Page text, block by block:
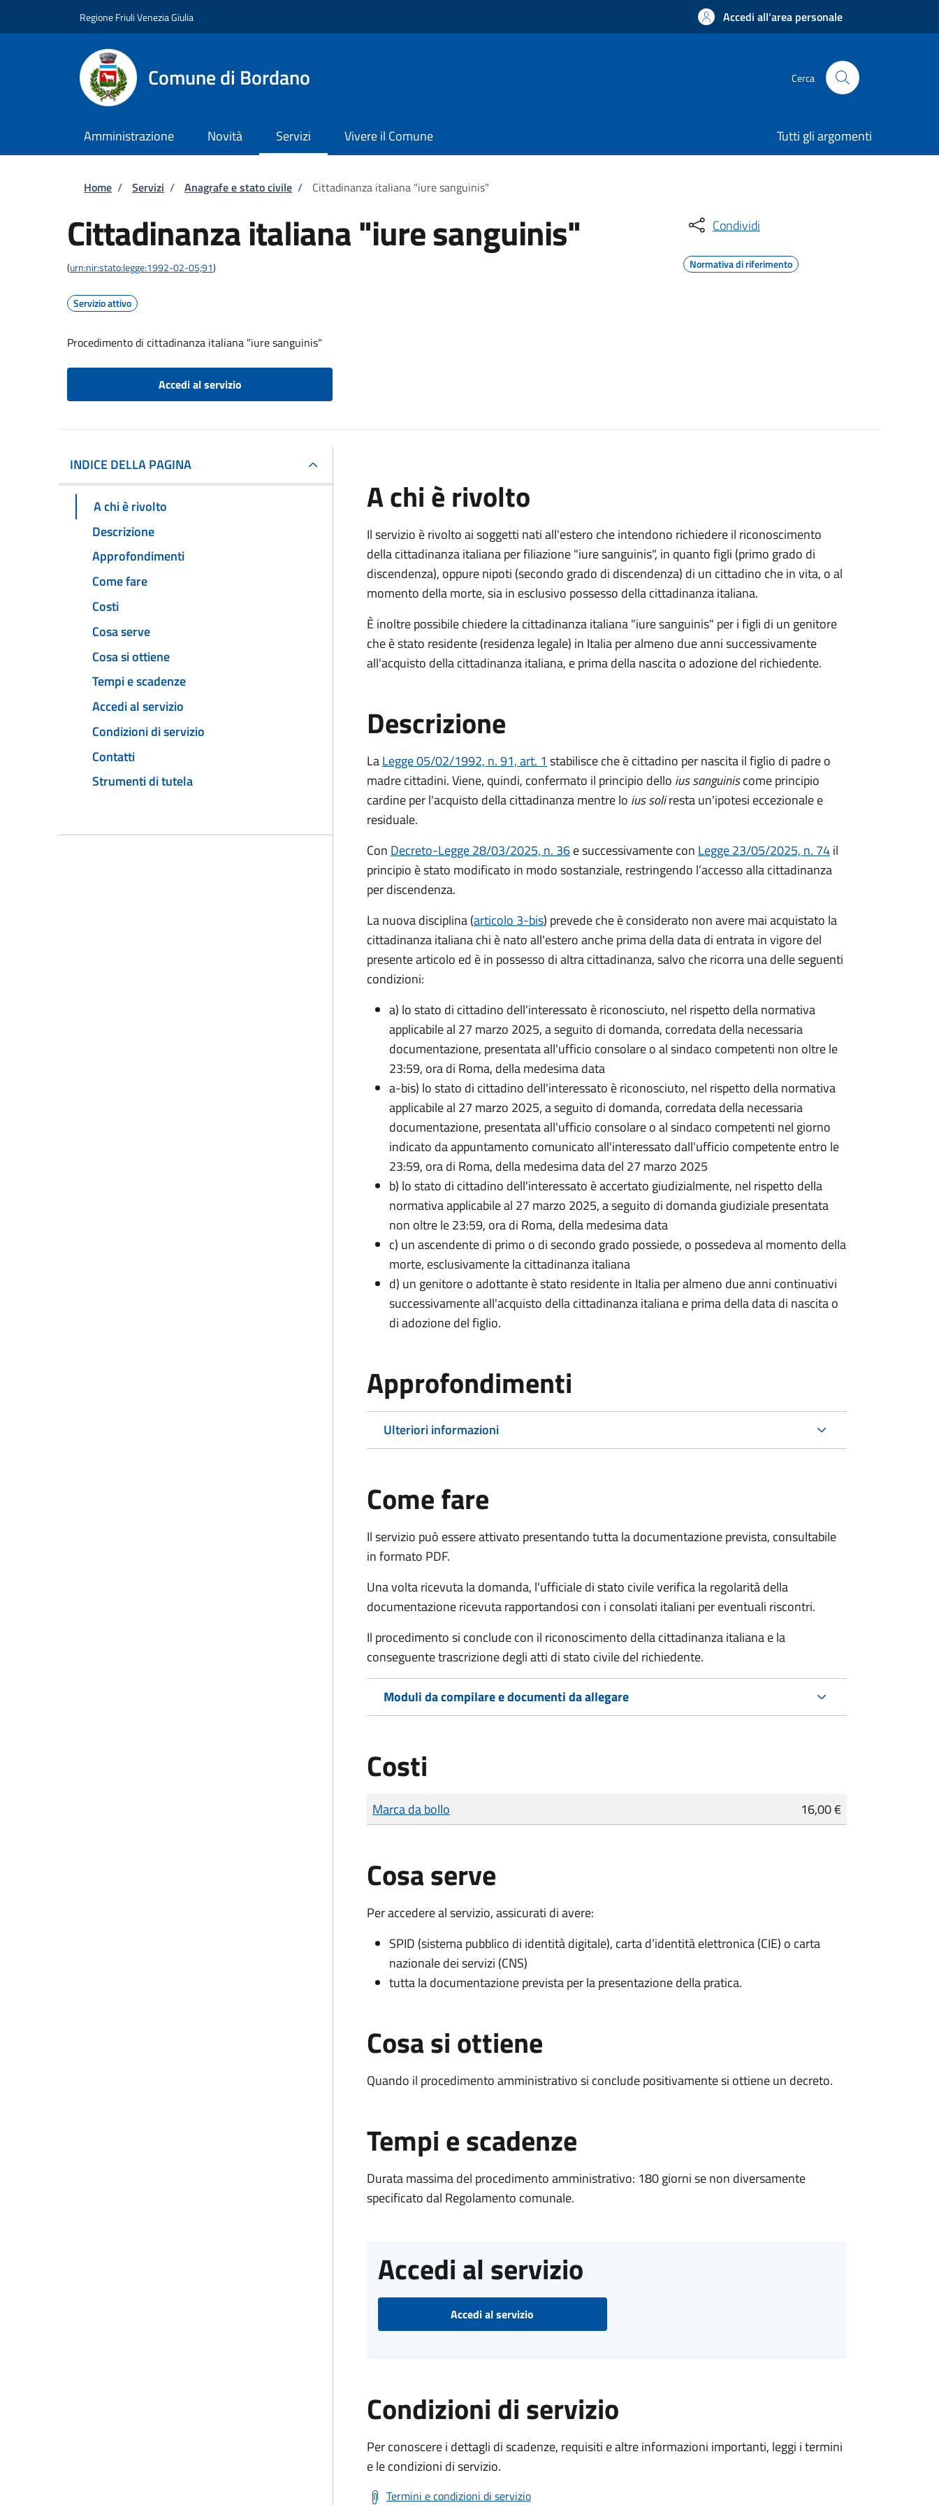
Regione Friuli Venezia Giulia Accedi all'area personale
Comune di Bordano Cerca
Amministrazione Novità Servizi Vivere il Comune Tutti gli argomenti
Briciole di pane
Home / Servizi / Anagrafe e stato civile / Cittadinanza italiana "iure sanguinis"
Cittadinanza italiana "iure sanguinis"
(urn:nir:stato:legge:1992-02-05;91)
Servizio attivo
Procedimento di cittadinanza italiana "iure sanguinis"
Accedi al servizio
Condividi
Normativa di riferimento
INDICE DELLA PAGINA
A chi è rivolto
Descrizione
Approfondimenti
Come fare
Costi
Cosa serve
Cosa si ottiene
Tempi e scadenze
Accedi al servizio
Condizioni di servizio
Contatti
Strumenti di tutela
A chi è rivolto
Il servizio è rivolto ai soggetti nati all'estero che intendono richiedere il riconoscimento
della cittadinanza italiana per filiazione "iure sanguinis", in quanto figli (primo grado di
discendenza), oppure nipoti (secondo grado di discendenza) di un cittadino che in vita, o al
momento della morte, sia in esclusivo possesso della cittadinanza italiana.
È inoltre possibile chiedere la cittadinanza italiana "iure sanguinis" per i figli di un genitore
che è stato residente (residenza legale) in Italia per almeno due anni successivamente
all'acquisto della cittadinanza italiana, e prima della nascita o adozione del richiedente.
Descrizione
LaLegge 05/02/1992, n. 91, art. 1 stabilisce che è cittadino per nascita il figlio di padre o
madre cittadini. Viene, quindi, confermato il principio dello ius sanguiniscome principio
cardine per l'acquisto della cittadinanza mentre lo ius soliresta un'ipotesi eccezionale e
residuale.
Con Decreto-Legge 28/03/2025, n. 36e successivamente con Legge 23/05/2025, n. 74il
principio è stato modificato in modo sostanziale, restringendo l’accesso alla cittadinanza
per discendenza.
La nuova disciplina (articolo 3-bis) prevede cheèconsiderato non avere mai acquistato la
cittadinanza italiana chi è nato all'estero anche prima della data di entrata in vigore del
presente articolo ed è in possesso di altra cittadinanza, salvo che ricorra una delle seguenti
condizioni:
a) lo stato di cittadino dell'interessato è riconosciuto, nel rispetto della normativa
applicabile al 27 marzo 2025, a seguito di domanda, corredata della necessaria
documentazione, presentata all'ufficio consolare o al sindaco competenti non oltre le
23:59, ora di Roma, della medesima data
a-bis) lo stato di cittadino dell'interessato è riconosciuto, nel rispetto della normativa
applicabile al 27 marzo 2025, a seguito di domanda, corredata della necessaria
documentazione, presentata all'ufficio consolare o al sindaco competenti nel giorno
indicato da appuntamento comunicato all'interessato dall'ufficio competente entro le
23:59, ora di Roma, della medesima data del 27 marzo 2025
b) lo stato di cittadino dell'interessato è accertato giudizialmente, nel rispetto della
normativa applicabile al 27 marzo 2025, a seguito di domanda giudiziale presentata
non oltre le 23:59, ora di Roma, della medesima data
c) un ascendente di primo o di secondo grado possiede, o possedeva al momento della
morte, esclusivamente la cittadinanza italiana
d) un genitore o adottante è stato residente in Italia per almeno due anni continuativi
successivamente all'acquisto della cittadinanza italiana e prima della data di nascita o
di adozione del figlio.
Approfondimenti
Ulteriori informazioni
Come fare
Il servizio può essere attivato presentando tutta la documentazione prevista, consultabile
in formato PDF.
Una volta ricevuta la domanda, l'ufficiale di stato civile verifica la regolarità della
documentazione ricevuta rapportandosi con i consolati italiani per eventuali riscontri.
Il procedimento si conclude con il riconoscimento della cittadinanza italiana e la
conseguente trascrizione degli atti di stato civile del richiedente.
Moduli da compilare e documenti da allegare
Costi
Tipo di pagamento
Importo
Marca da bollo 16,00 €
Cosa serve
Per accedere al servizio, assicurati di avere:
SPID (sistema pubblico di identità digitale), carta d’identità elettronica (CIE) o carta
nazionale dei servizi (CNS)
tutta la documentazione prevista per la presentazione della pratica.
Cosa si ottiene
Quando il procedimento amministrativo si conclude positivamente si ottiene un decreto.
Tempi e scadenze
Durata massima del procedimento amministrativo: 180 giorni se non diversamente
specificato dal Regolamento comunale.
Accedi al servizio
Accedi al servizio
Condizioni di servizio
Per conoscere i dettagli di scadenze, requisiti e altre informazioni importanti, leggi i termini
e le condizioni di servizio.
Termini e condizioni di servizio